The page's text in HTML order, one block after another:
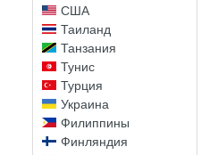
США
Таиланд
Танзания
Тунис
Турция
Украина
Филиппины
Финляндия